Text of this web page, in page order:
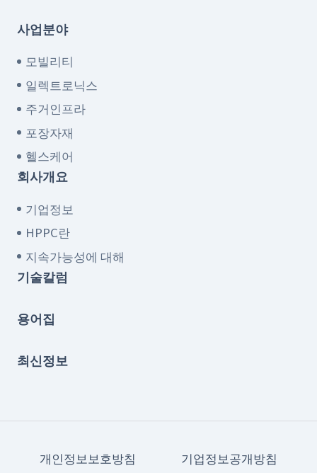
사업분야
모빌리티
일렉트로닉스
주거인프라
포장자재
헬스케어
회사개요
기업정보
HPPC란
지속가능성에 대해
기술칼럼
용어집
최신정보
개인정보보호방침
기업정보공개방침